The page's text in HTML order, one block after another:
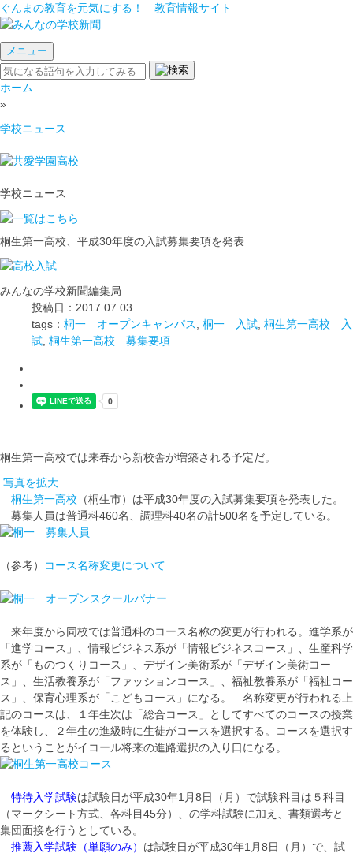
ぐんまの教育を元気にする！ 教育情報サイト
メニュー
ホーム
»
学校ニュース
学校ニュース
桐生第一高校、平成30年度の入試募集要項を発表
みんなの学校新聞編集局
投稿日：2017.07.03
tags： 桐一 オープンキャンパス 桐一 入試 桐生第一高校 入
試 桐生第一高校 募集要項
桐生第一高校では来春から新校舎が増築される予定だ。
写真を拡大
桐生第一高校 （桐生市）は平成30年度の入試募集要項を発表した。
募集人員は普通科460名、調理科40名の計500名を予定している。
（参考） コース名称変更について
来年度から同校では普通科のコース名称の変更が行われる。進学系が
「進学コース」、情報ビジネス系が「情報ビジネスコース」、生産科学
系が「ものつくりコース」、デザイン美術系が「デザイン美術コー
ス」、生活教養系が「ファッションコース」、福祉教養系が「福祉コー
ス」、保育心理系が「こどもコース」になる。 名称変更が行われる上
記のコースは、１年生次は「総合コース」としてすべてのコースの授業
を体験し、２年生の進級時に生徒がコースを選択する。コースを選択す
るということがイコール将来の進路選択の入り口になる。
特待入学試験は試験日が平成30年1月8日（月）で試験科目は５科目
（マークシート方式、各科目45分）、の学科試験に加え、書類選考と
集団面接を行うとしている。
推薦入学試験（単願のみ） は試験日が平成30年1月8日（月）で、試